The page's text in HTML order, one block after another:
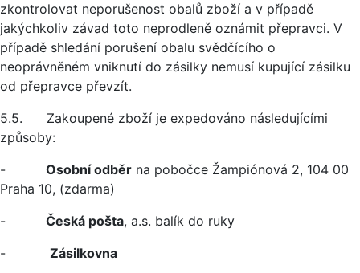
zkontrolovat neporušenost obalů zboží a v případě
jakýchkoliv závad toto neprodleně oznámit přepravci. V
případě shledání porušení obalu svědčícího o
neoprávněném vniknutí do zásilky nemusí kupující zásilku
od přepravce převzít.
5.5. Zakoupené zboží je expedováno následujícími
způsoby:
- Osobní odběr na pobočce Žampiónová 2, 104 00
Praha 10, (zdarma)
- Česká pošta, a.s. balík do ruky
- Zásilkovna